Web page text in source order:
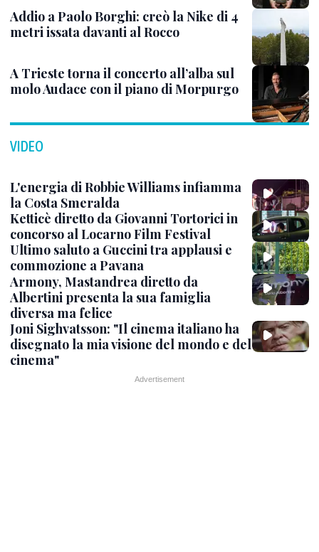
Addio a Paolo Borghi: creò la Nike di 4
metri issata davanti al Rocco
A Trieste torna il concerto all’alba sul
molo Audace con il piano di Morpurgo
VIDEO
L'energia di Robbie Williams infiamma
la Costa Smeralda
Ketticè diretto da Giovanni Tortorici in
concorso al Locarno Film Festival
Ultimo saluto a Guccini tra applausi e
commozione a Pavana
Armony, Mastandrea diretto da
Albertini presenta la sua famiglia
diversa ma felice
Joni Sighvatsson: "Il cinema italiano ha
disegnato la mia visione del mondo e del
cinema"